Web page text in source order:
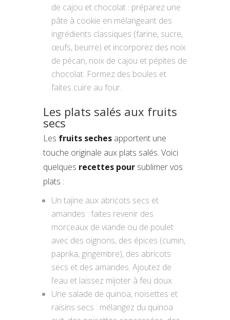
de cajou et chocolat : préparez une
pâte à cookie en mélangeant des
ingrédients classiques (farine, sucre,
œufs, beurre) et incorporez des noix
de pécan, noix de cajou et pépites de
chocolat. Formez des boules et
faites cuire au four.
Les plats salés aux fruits
secs
Les fruits seches apportent une
touche originale aux plats salés. Voici
quelques recettes pour sublimer vos
plats :
Un tajine aux abricots secs et
amandes : faites revenir des
morceaux de viande ou de poulet
avec des oignons, des épices (cumin,
paprika, gingembre), des abricots
secs et des amandes. Ajoutez de
l’eau et laissez mijoter à feu doux.
Une salade de quinoa, noisettes et
raisins secs : mélangez du quinoa